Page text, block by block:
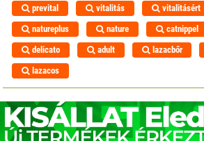
prevital
vitalitás vitalitásért
natureplus
nature catnippel
delicato
adult lazacbőr
lazacos